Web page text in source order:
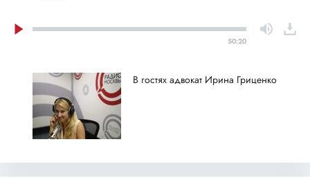
50:20
В гостях адвокат Ирина Гриценко